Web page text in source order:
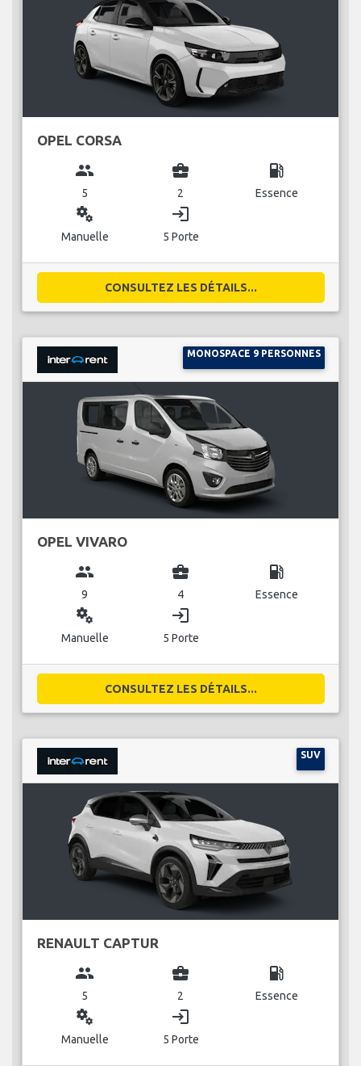
OPEL CORSA
group
5
business_center
2
local_gas_station
Essence
miscellaneous_services
Manuelle
login
5 Porte
CONSULTEZ LES DÉTAILS...
MONOSPACE 9 PERSONNES
OPEL VIVARO
group
9
business_center
4
local_gas_station
Essence
miscellaneous_services
Manuelle
login
5 Porte
CONSULTEZ LES DÉTAILS...
SUV
RENAULT CAPTUR
group
5
business_center
2
local_gas_station
Essence
miscellaneous_services
Manuelle
login
5 Porte